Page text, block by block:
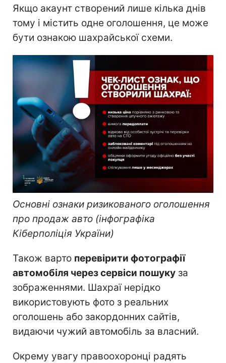
Якщо акаунт створений лише кілька днів
тому і містить одне оголошення, це може
бути ознакою шахрайської схеми.
Основні ознаки ризикованого оголошення
про продаж авто (інфографіка
Кіберполіція України)
Також варто перевірити фотографії
автомобіля через сервіси пошуку за
зображеннями. Шахраї нерідко
використовують фото з реальних
оголошень або закордонних сайтів,
видаючи чужий автомобіль за власний.
Окрему увагу правоохоронці радять